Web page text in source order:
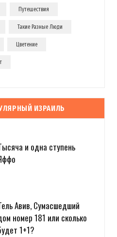
Путешествия
Такие Разные Люди
Цветение
ИЗРАИЛЬ
и одна ступень
Авив, Сумасшедший
номер 181 или сколько
1+1?